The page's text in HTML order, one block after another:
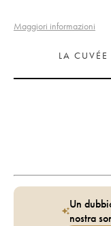
Maggiori informazioni
LA CUVÉE
Un
nostra